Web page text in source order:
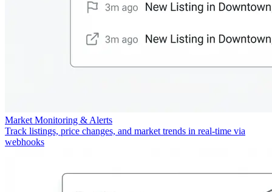
Market Monitoring & Alerts
Track listings, price changes, and market trends in real-time via
webhooks